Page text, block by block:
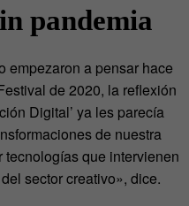
pandemia
empezaron a pensar hace
de 2020, la reflexión
Digital’ ya les parecía
de nuestra
que intervienen
sector creativo», dice.